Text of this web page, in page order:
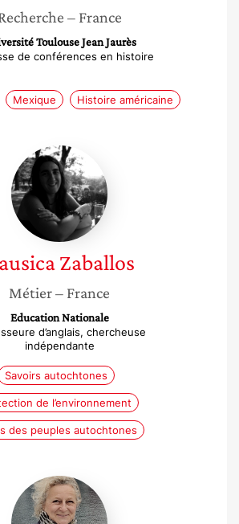
– France
Toulouse Jean Jaurès
de conférences en histoire
Mexique Histoire américaine
Nausica
Zaballos
Zaballos
Métier– France
Education Nationale
d’anglais, chercheuse
indépendante
Savoirs autochtones
de l’environnement
des peuples autochtones
Victoire
Auguste-
Dormeuil